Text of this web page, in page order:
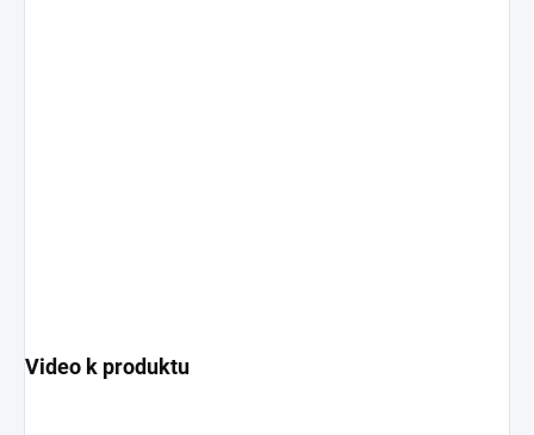
Video k produktu